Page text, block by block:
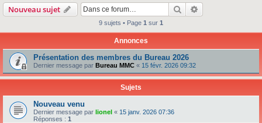
e
r
Nouveau sujet Rechercher
9 sujets • Page 1 sur 1
Annonces
Présentation des membres du Bureau 2026
Dernier message par Bureau MMC « 15 févr. 2026 09:32
Sujets
Nouveau venu
Dernier message par lionel « 15 janv. 2026 07:36
Réponses : 1